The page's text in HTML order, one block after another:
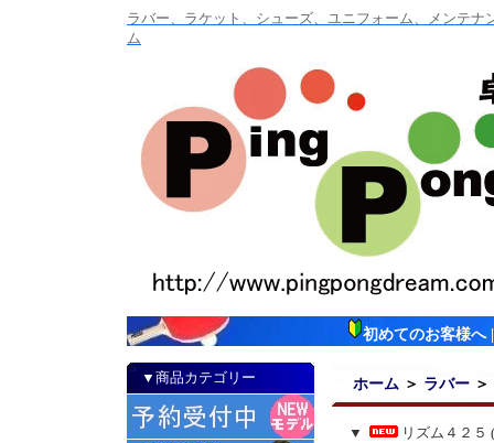
ラバー、ラケット、シューズ、ユニフォーム、メンテ
ム
初めてのお客様へ
▼商品カテゴリー ホーム ＞ ラバー ＞
▼ リズム４２５